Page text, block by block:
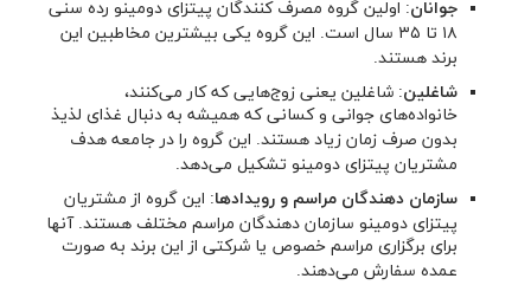
جوانان: اولین گروه مصرف کنندگان پیتزای دومینو رده سنی
۱۸ تا ۳۵ سال است. این گروه یکی بیشترین مخاطبین این
برند هستند.
شاغلین: شاغلین یعنی زوج‌هایی که کار می‌کنند،
خانواده‌های جوانی و کسانی که همیشه به دنبال غذای لذیذ
بدون صرف زمان زیاد هستند. این گروه را در جامعه هدف
مشتریان پیتزای دومینو تشکیل می‌دهد.
سازمان دهندگان مراسم و رویدادها: این گروه از مشتریان
پیتزای دومینو سازمان دهندگان مراسم مختلف هستند. آنها
برای برگزاری مراسم خصوص یا شرکتی از این برند به صورت
عمده سفارش می‌دهند.